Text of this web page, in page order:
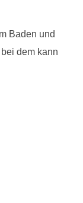
Baden und
dem kann